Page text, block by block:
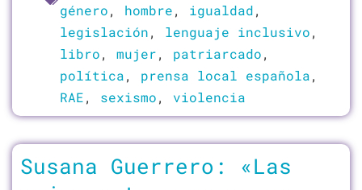
género, hombre, igualdad,
legislación, lenguaje inclusivo,
libro, mujer, patriarcado,
política, prensa local española,
RAE, sexismo, violencia
Susana Guerrero: «Las